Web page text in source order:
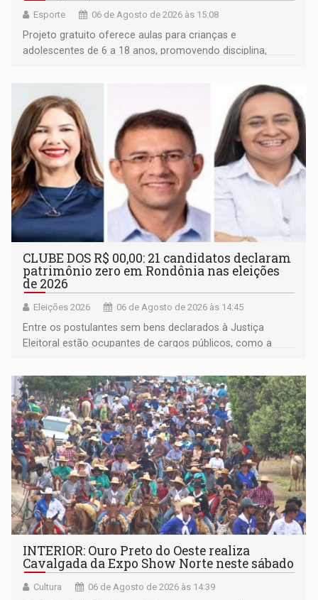
Esporte 06 de Agosto de 2026 às 15:08
Projeto gratuito oferece aulas para crianças e
adolescentes de 6 a 18 anos, promovendo disciplina,
CLUBE DOS R$ 00,00: 21 candidatos declaram
patrimônio zero em Rondônia nas eleições
de 2026
Eleições 2026 06 de Agosto de 2026 às 14:45
Entre os postulantes sem bens declarados à Justiça
Eleitoral estão ocupantes de cargos públicos, como a
Pedro Geovar (PP) e a vice-prefeita Magna dos Anjos
(NOVO)
INTERIOR: Ouro Preto do Oeste realiza
Cavalgada da Expo Show Norte neste sábado
Cultura 06 de Agosto de 2026 às 14:39